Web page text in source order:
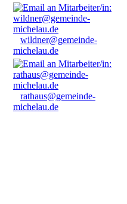
wildner@gemeinde-
michelau.de
rathaus@gemeinde-
michelau.de